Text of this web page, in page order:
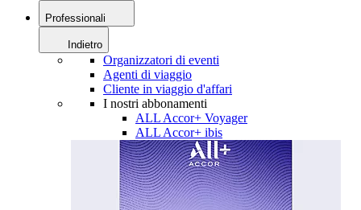
Professionali
Indietro
Organizzatori di eventi
Agenti di viaggio
Cliente in viaggio d'affari
I nostri abbonamenti
ALL Accor+ Voyager
ALL Accor+ ibis